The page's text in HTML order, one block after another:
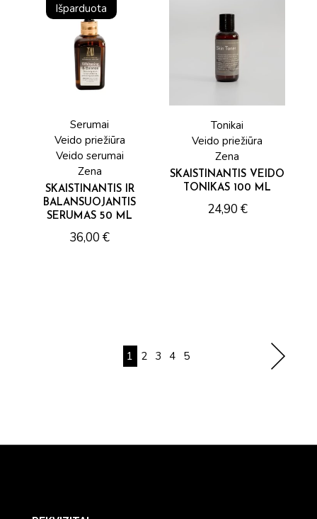
Išparduota
Serumai
Veido priežiūra
Veido serumai
Zena
SKAISTINANTIS IR
BALANSUOJANTIS
SERUMAS 50 ML
36,00€
Tonikai
Veido priežiūra
Zena
SKAISTINANTIS VEIDO
TONIKAS 100 ML
24,90 €
1 2 3 4 5